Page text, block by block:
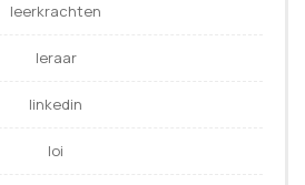
leerkrachten
leraar
linkedin
loi